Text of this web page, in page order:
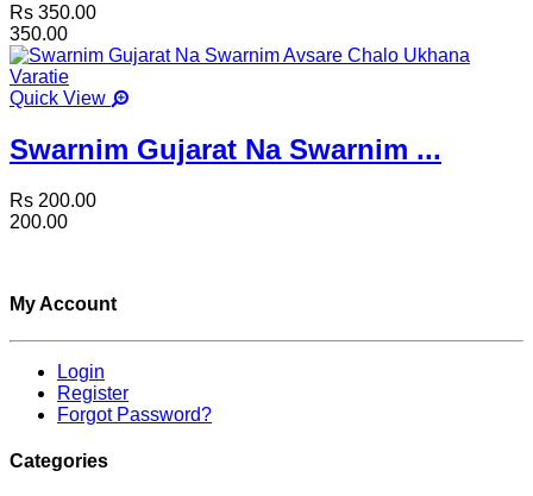
Rs 350.00
350.00
Quick View
Swarnim Gujarat Na Swarnim ...
Rs 200.00
200.00
My Account
Login
Register
Forgot Password?
Categories